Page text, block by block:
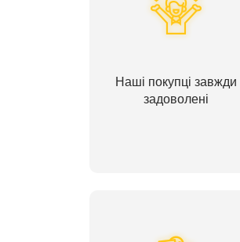
Наші покупці завжди
задоволені